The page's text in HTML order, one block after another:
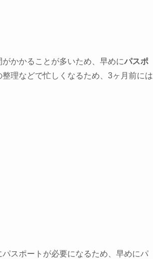
がかかることが多いため、早めにパスポ
理などで忙しくなるため、 3ヶ月前には
スポートが必要になるため、早めにパ